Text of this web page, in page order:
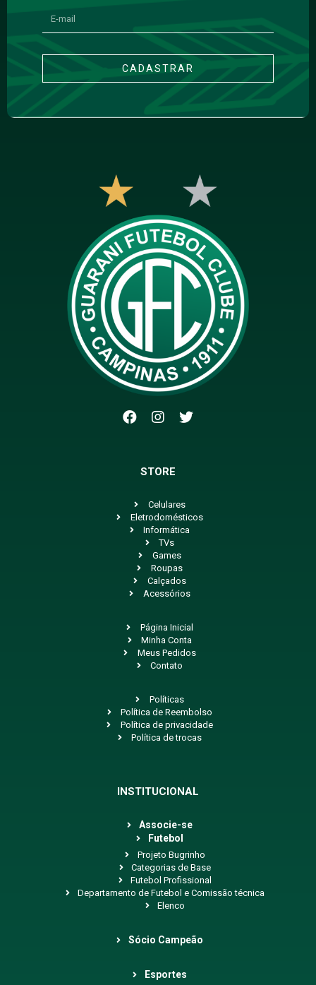
CADASTRAR
STORE
Celulares
Eletrodomésticos
Informática
TVs
Games
Roupas
Calçados
Acessórios
Página Inicial
Minha Conta
Meus Pedidos
Contato
Políticas
Política de Reembolso
Política de privacidade
Política de trocas
INSTITUCIONAL
Associe-se
Futebol
Projeto Bugrinho
Categorias de Base
Futebol Profissional
Departamento de Futebol e Comissão técnica
Elenco
Sócio Campeão
Esportes